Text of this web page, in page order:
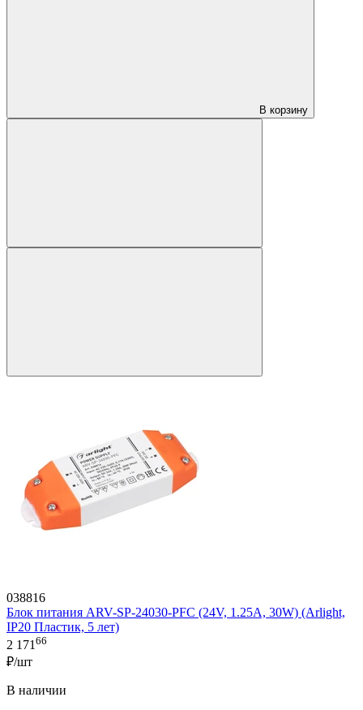
В корзину
038816
Блок питания ARV-SP-24030-PFC (24V, 1.25A, 30W) (Arlight,
IP20 Пластик, 5 лет)
2 171 66
₽/шт
В наличии